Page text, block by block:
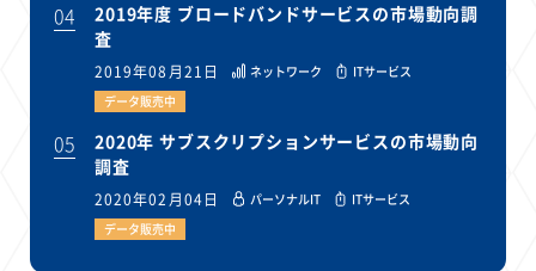
04
2019年度 ブロードバンドサービスの市場動向調
査
2019年08月21日 ネットワーク
ITサービス
データ販売中
05
2020年 サブスクリプションサービスの市場動向
調査
2020年02月04日 パーソナルIT
ITサービス
データ販売中